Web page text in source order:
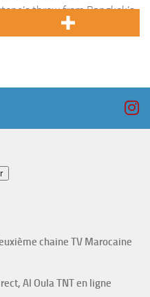
throw from Bangkok’s
chaine TV Marocaine
Al Oula TNT en ligne